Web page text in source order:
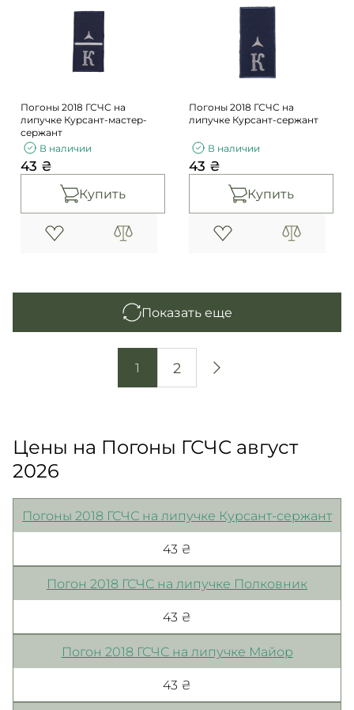
Погоны 2018 ГСЧС на
липучке Курсант-мастер-
сержант
В наличии
43 ₴
Купить
Погоны 2018 ГСЧС на
липучке Курсант-сержант
В наличии
43 ₴
Купить
Показать еще
1 2
Цены на Погоны ГСЧС август
2026
Погоны 2018 ГСЧС на липучке Курсант-сержант
43 ₴
Погон 2018 ГСЧС на липучке Полковник
43 ₴
Погон 2018 ГСЧС на липучке Майор
43 ₴